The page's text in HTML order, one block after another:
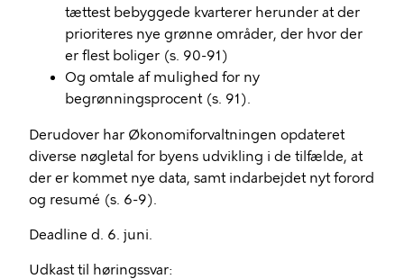
tættest bebyggede kvarterer herunder at der
prioriteres nye grønne områder, der hvor der
er flest boliger (s. 90-91)
Og omtale af mulighed for ny
begrønningsprocent (s. 91).
Derudover har Økonomiforvaltningen opdateret
diverse nøgletal for byens udvikling i de tilfælde, at
der er kommet nye data, samt indarbejdet nyt forord
og resumé (s. 6-9).
Deadline d. 6. juni.
Udkast til høringssvar: